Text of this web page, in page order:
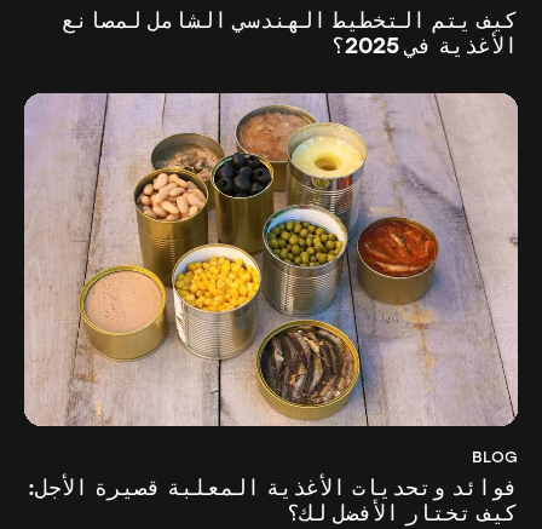
كيف يتم التخطيط الهندسي الشامل لمصانع
الأغذية في 2025؟
BLOG
فوائد وتحديات الأغذية المعلبة قصيرة الأجل:
كيف تختار الأفضل لك؟